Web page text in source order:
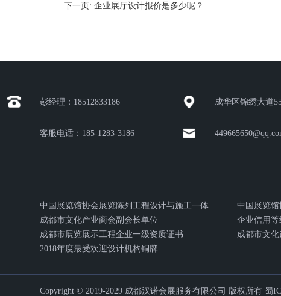
下一页: 企业展厅设计报价是多少呢？
彭经理：18512833186
客服电话：185-1283-3186
成华区锦绣大道
中国展览馆协会展览陈列工程设计与施工一体化证书 中国展览
成都市文化产业商会副会长单位
企业信用
成都市展览展示工程企业一级资质证书
成都市文
2018年度最受欢迎设计机构铜牌
Copyright © 2019-2029 成都汉诺会展服务有限公司 版权所有 蜀